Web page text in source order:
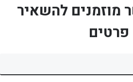
מוזמנים להשאיר
פרטים